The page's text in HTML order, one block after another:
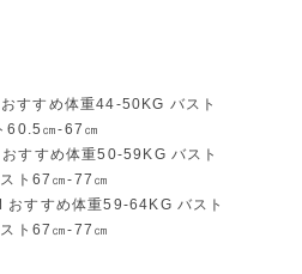
すすめ体重44-50KG バスト
60.5㎝-67㎝
すすめ体重50-59KG バスト
ト67㎝-77㎝
すすめ体重59-64KG バスト
ト67㎝-77㎝